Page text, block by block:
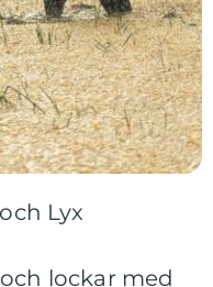
Lyx
lockar med